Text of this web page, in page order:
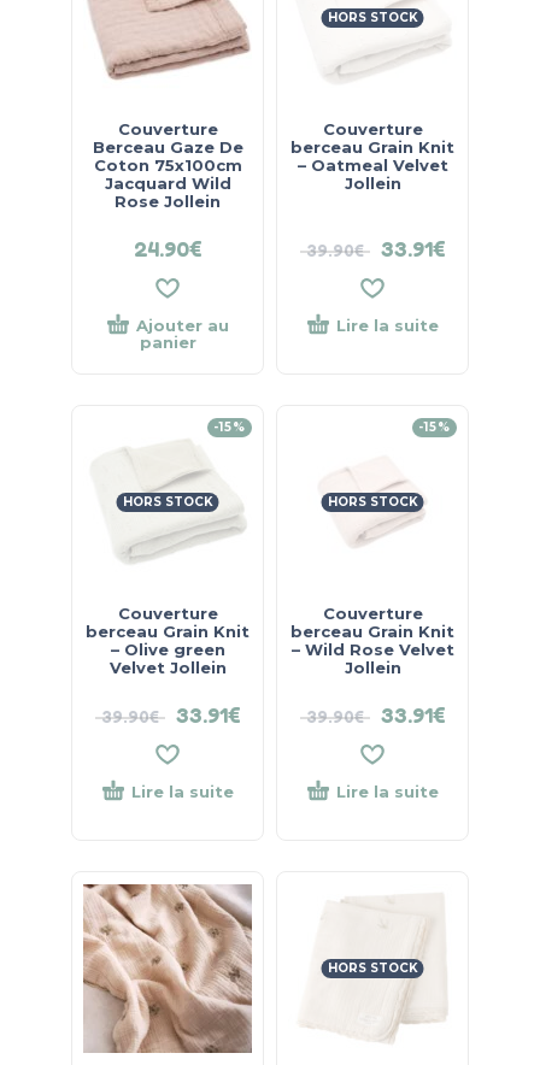
Couverture
Berceau Gaze De
Coton 75x100cm
Jacquard Wild
Rose Jollein
24.90€
Ajouter au
panier
HORS STOCK
Couverture
berceau Grain Knit
– Oatmeal Velvet
Jollein
39.90€ 33.91€
Lire la suite
-15%
HORS STOCK
Couverture
berceau Grain Knit
– Olive green
Velvet Jollein
39.90€ 33.91€
Lire la suite
-15%
HORS STOCK
Couverture
berceau Grain Knit
– Wild Rose Velvet
Jollein
39.90€ 33.91€
Lire la suite
HORS STOCK